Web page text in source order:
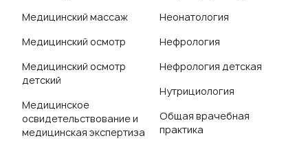
Медицинский массаж
Медицинский осмотр
Медицинский осмотр
детский
Медицинское
освидетельствование и
медицинская экспертиза
Неонатология
Нефрология
Нефрология детская
Нутрициология
Общая врачебная
практика